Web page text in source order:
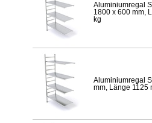
Aluminiumregal
1800 x 600 mm,
kg
Aluminiumregal
mm, Länge 1125